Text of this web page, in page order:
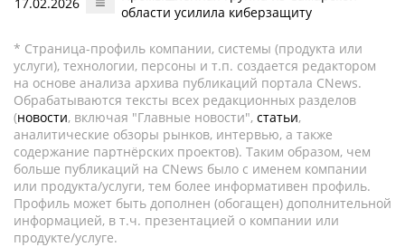
области усилила киберзащиту
* Страница-профиль компании, системы (продукта или
услуги), технологии, персоны и т.п. создается редактором
на основе анализа архива публикаций портала CNews.
Обрабатываются тексты всех редакционных разделов
(новости, включая "Главные новости", статьи,
аналитические обзоры рынков, интервью, а также
содержание партнёрских проектов). Таким образом, чем
больше публикаций на CNews было с именем компании
или продукта/услуги, тем более информативен профиль.
Профиль может быть дополнен (обогащен) дополнительной
информацией, в т.ч. презентацией о компании или
продукте/услуге.